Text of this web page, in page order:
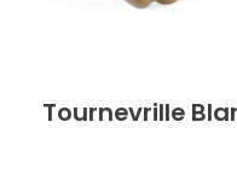
Tournevrille